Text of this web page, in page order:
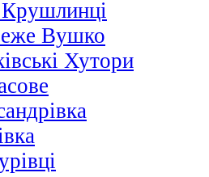
Вушко
Хутори